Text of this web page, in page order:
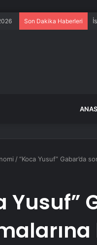
Son Dakika Haberleri
/“Koca Yusuf” Gabar’da
Yusuf”